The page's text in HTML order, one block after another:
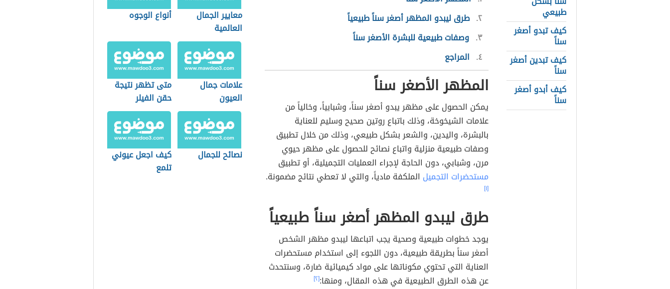
طبيعي
كيف تبدو أصغر
سناً
كيف تبدين أصغر
سناً
كيف أبدو أصغر
سناً
٢ طرق ليبدو المظهر أصغر سناً طبيعياً
٣ وصفات طبيعية للبشرة الأصغر سناً
٤ المراجع
المظهر الأصغر سناً
يمكن الحصول على مظهر يبدو أصغر سناً، وشبابياً، وخالياً من
علامات الشيخوخة، وذلك باتباع روتين صحيح وسليم للعناية
بالبشرة، واليدين، والشعر بشكل طبيعي، وذلك من خلال تطبيق
وصفات طبيعية منزلية واتباع نصائح للحصول على مظهر حيوي
مرن، وشبابي، دون الحاجة لإجراء العمليات التجميلية، أو تطبيق
مستحضرات التجميل الملكفة مادياً، والتي لا تعطي نتائج مضمونة.
[١]
طرق ليبدو المظهر أصغر سناً طبيعياً
يوجد خطوات طبيعية وصحية يجب اتباعها ليبدو مظهر الشخص
أصغر سناً بطريقة طبيعية، دون اللجوء إلى استخدام مستحضرات
العناية التي تحتوي مكوناتها على مواد كيميائية ضارة، وسنتحدث
عن هذه الطرق الطبيعية في هذه المقال، ومنها:[٢]
معايير الجمال
العالمية
أنواع الوجوه
علامات جمال
العيون
متى تظهر نتيجة
حقن الفيلر
نصائح للجمال
كيف اجعل عيوني
تلمع